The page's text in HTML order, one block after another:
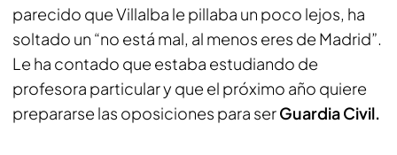
parecido que Villalba le pillaba un poco lejos, ha
soltado un “no está mal, al menos eres de Madrid”.
Le ha contado que estaba estudiando de
profesora particular y que el próximo año quiere
prepararse las oposiciones para serGuardia Civil.